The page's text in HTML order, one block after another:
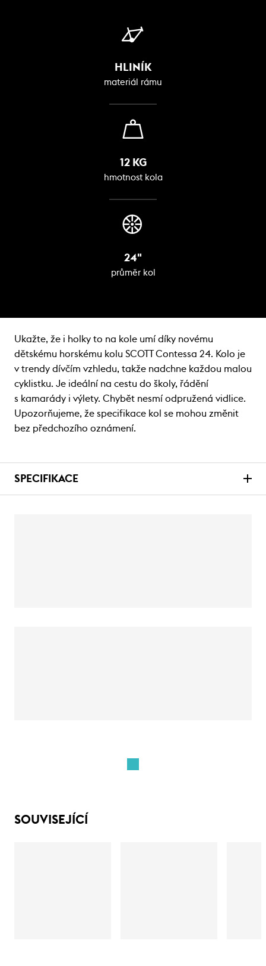
HLINÍK
materiál rámu
12 KG
hmotnost kola
24"
průměr kol
Ukažte, že i holky to na kole umí díky novému
dětskému horskému kolu SCOTT Contessa 24. Kolo je
v trendy dívčím vzhledu, takže nadchne každou malou
cyklistku. Je ideální na cestu do školy, řádění
s kamarády i výlety. Chybět nesmí odpružená vidlice.
Upozorňujeme, že specifikace kol se mohou změnit
bez předchozího oznámení.
SPECIFIKACE
SOUVISEJÍCÍ